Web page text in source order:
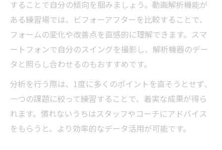
することで自分の傾向を掴みましょう。動画解析機能が
ある練習場では、ビフォーアフターを比較することで、
フォームの変化や改善点を直感的に理解できます。スマ
ートフォンで自分のスイングを撮影し、解析機器のデー
タと照らし合わせるのもおすすめです。
分析を行う際は、1度に多くのポイントを直そうとせず、
一つの課題に絞って練習することで、着実な成果が得ら
れます。慣れないうちはスタッフやコーチにアドバイス
をもらうと、より効率的なデータ活用が可能です。